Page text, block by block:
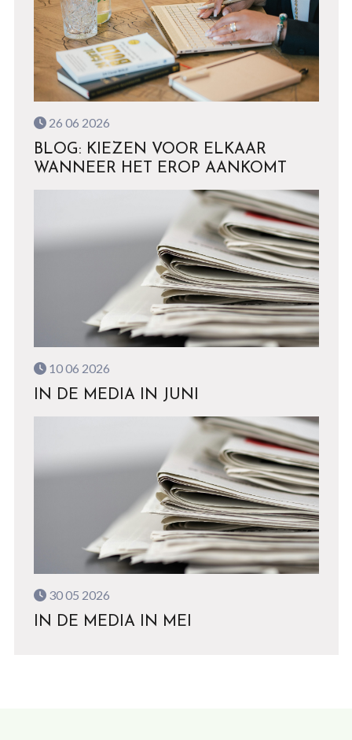
26 06 2026
BLOG: KIEZEN VOOR ELKAAR
WANNEER HET EROP AANKOMT
10 06 2026
IN DE MEDIA IN JUNI
30 05 2026
IN DE MEDIA IN MEI